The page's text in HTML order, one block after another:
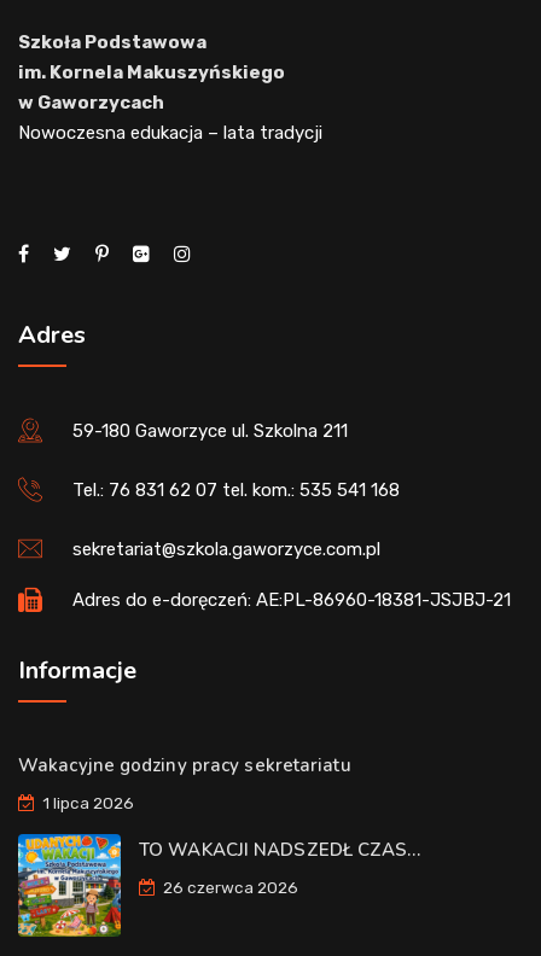
Szkoła Podstawowa
im. Kornela Makuszyńskiego
w Gaworzycach
Nowoczesna edukacja – lata tradycji
Adres
59-180 Gaworzyce ul. Szkolna 211
Tel.: 76 831 62 07 tel. kom.: 535 541 168
sekretariat@szkola.gaworzyce.com.pl
Adres do e-doręczeń: AE:PL-86960-18381-JSJBJ-21
Informacje
Wakacyjne godziny pracy sekretariatu
1 lipca 2026
TO WAKACJI NADSZEDŁ CZAS…
26 czerwca 2026